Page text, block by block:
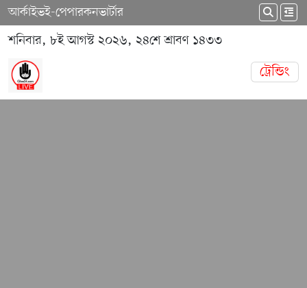
আর্কাইভই-পেপারকনভার্টার
শনিবার, ৮ই আগস্ট ২০২৬, ২৪শে শ্রাবণ ১৪৩৩
ট্রেন্ডিং